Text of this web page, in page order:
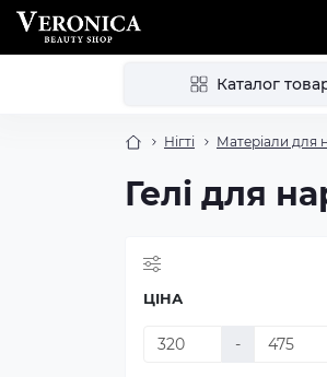
Каталог
Нігті Матеріали для
Гелі для
ЦІНА
-